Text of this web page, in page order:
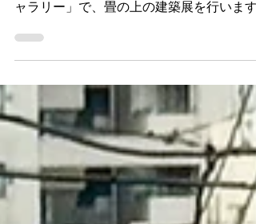
お店・空薫(そらだき)の2階にある「空薫ギ
ャラリー」で、畳の上の建築展を行います